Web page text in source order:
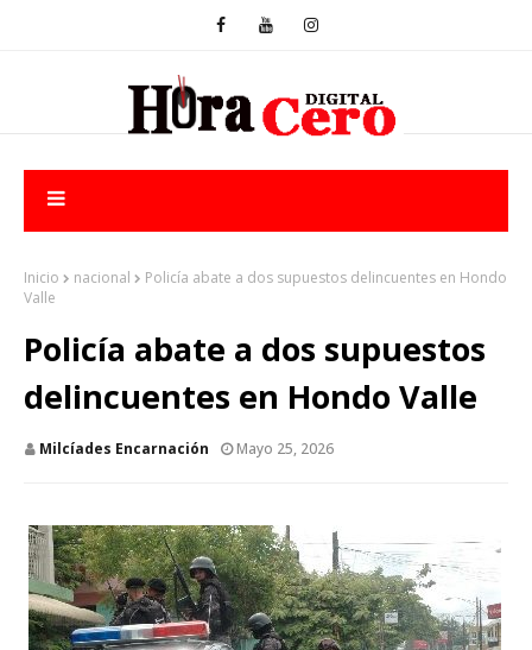
Inicio nacional
Policía abate a dos supuestos delincuentes en Hondo
Valle
Policía abate a dos supuestos
delincuentes en Hondo Valle
Milcíades Encarnación Mayo 25, 2026